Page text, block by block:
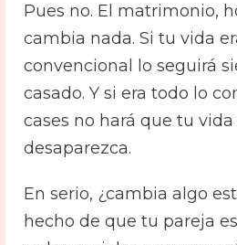
Pues no. El matrimonio,
cambia nada. Si tu vida
convencional lo seguirá
casado. Y si era todo lo
cases no hará que tu
desaparezca.
En serio, ¿cambia algo
hecho de que tu pareja